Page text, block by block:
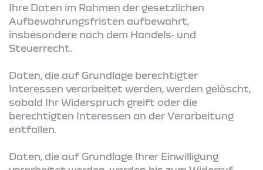
Ihre Daten im Rahmen der gesetzlichen
Aufbewahrungsfristen aufbewahrt,
insbesondere nach dem Handels‑ und
Steuerrecht.
Daten, die auf Grundlage berechtigter
Interessen verarbeitet werden, werden gelöscht,
sobald Ihr Widerspruch greift oder die
berechtigten Interessen an der Verarbeitung
entfallen.
Daten, die auf Grundlage Ihrer Einwilligung